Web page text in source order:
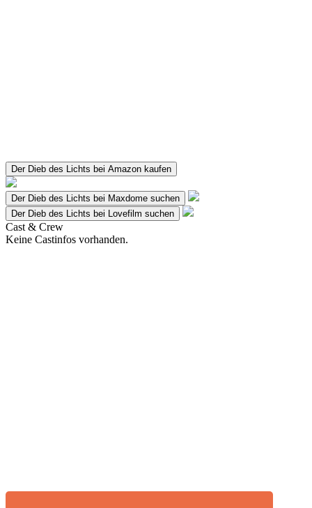
Der Dieb des Lichts bei Amazon kaufen
Der Dieb des Lichts bei Maxdome suchen
Der Dieb des Lichts bei Lovefilm suchen
Cast & Crew
Keine Castinfos vorhanden.